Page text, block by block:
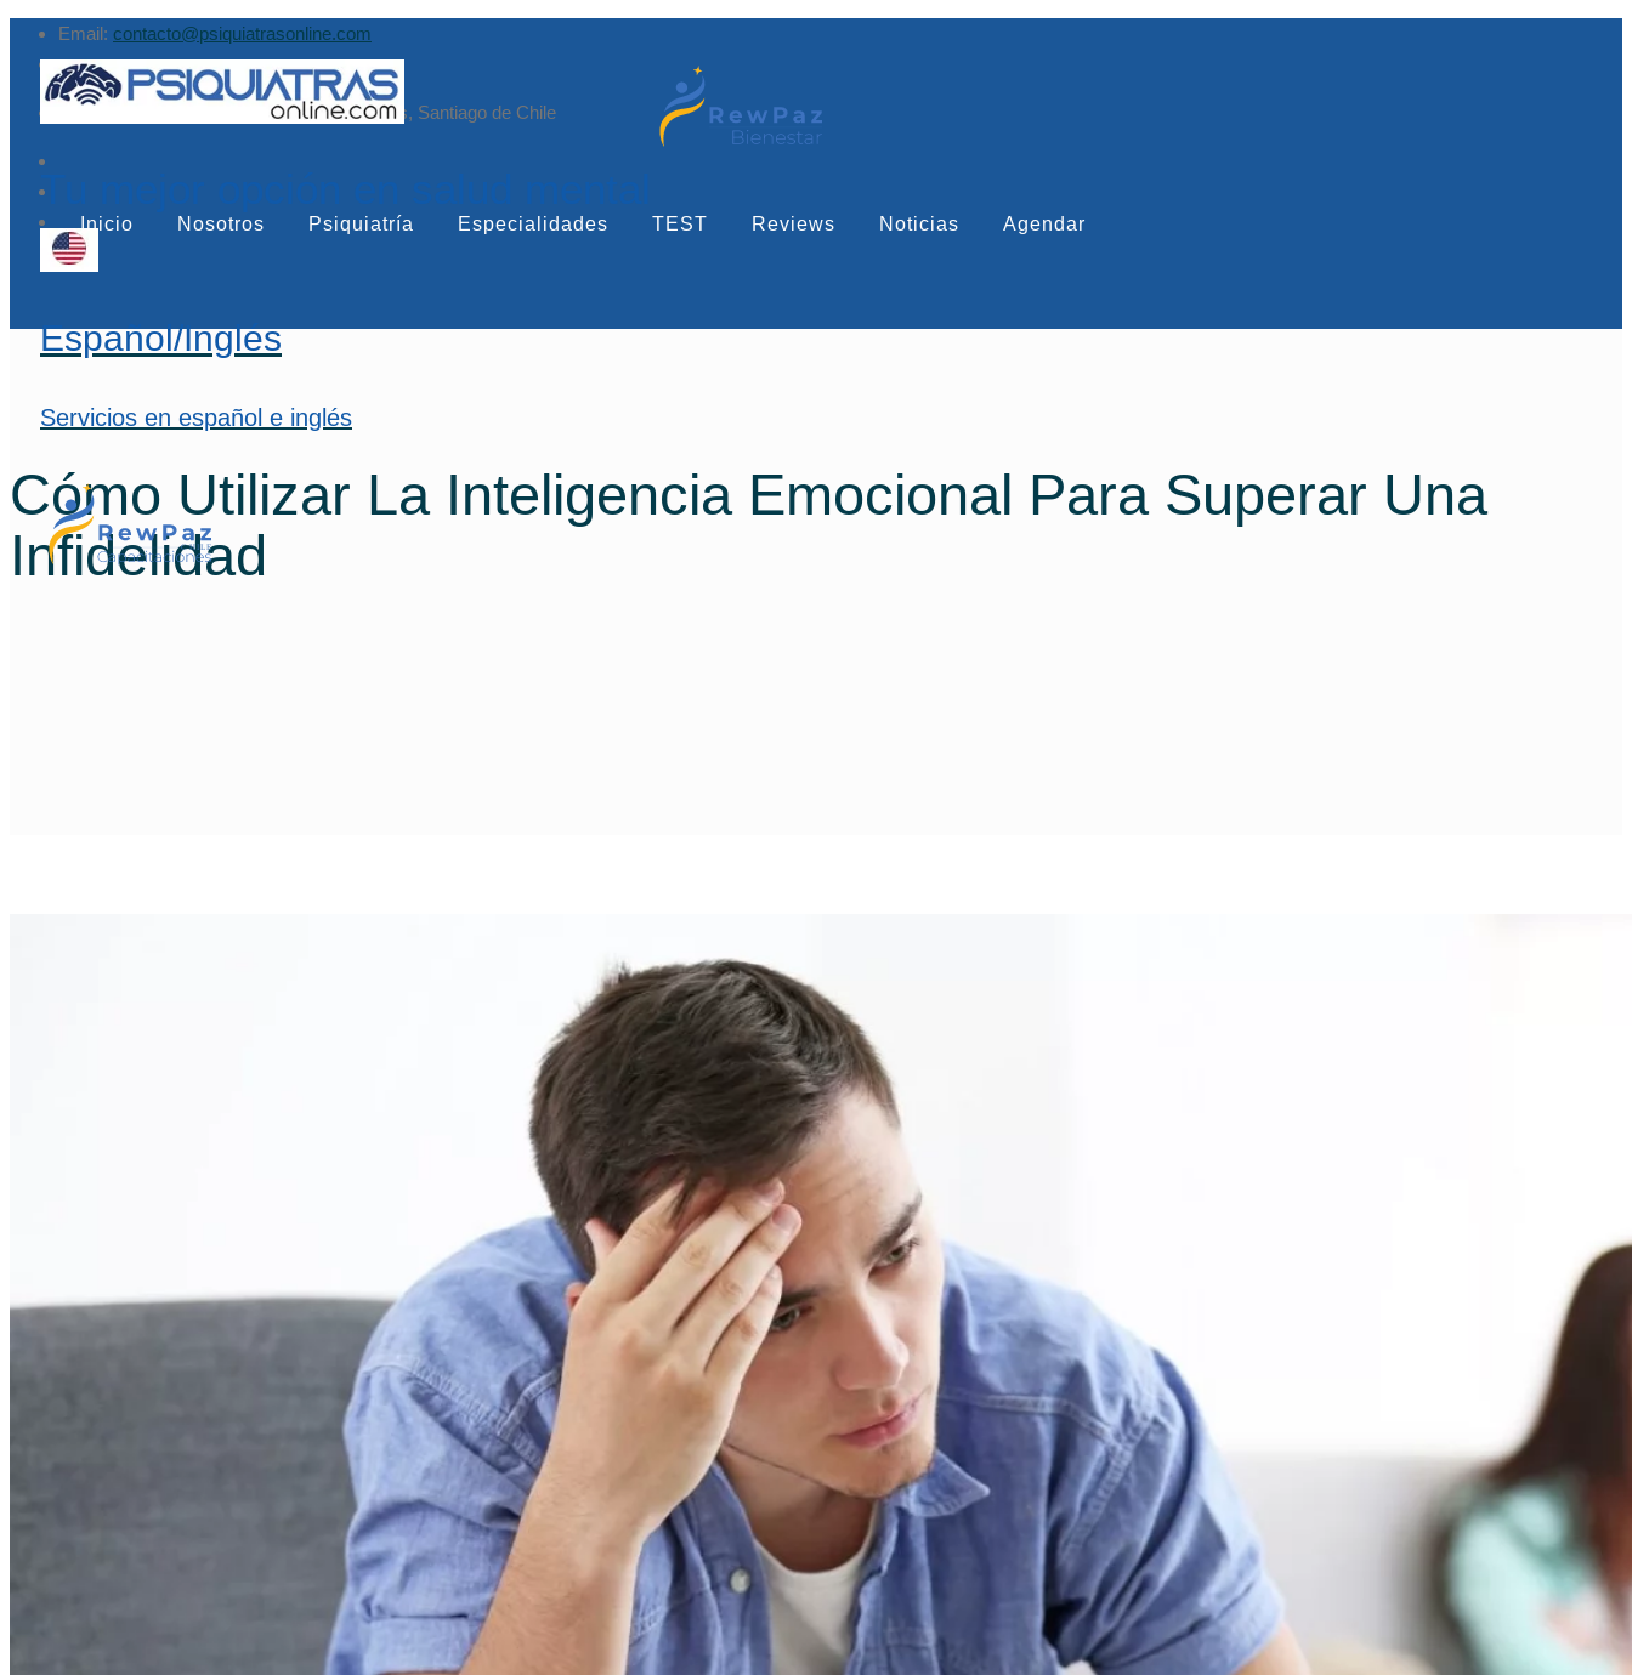
Email: contacto@psiquiatrasonline.com
Augusto Leguía Sur 79, of. 407, Las Condes, Santiago de Chile
Tu mejor opción en salud mental
Español/Inglés
Servicios en español e inglés
Inicio Nosotros Psiquiatría Especialidades TEST Reviews Noticias Agendar
Cómo Utilizar La Inteligencia Emocional Para Superar Una
Infidelidad